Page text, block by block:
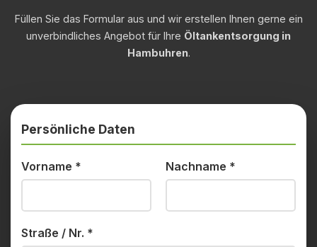
Füllen Sie das Formular aus und wir erstellen Ihnen gerne ein
unverbindliches Angebot für Ihre Öltankentsorgung in
Hambuhren.
Persönliche Daten
Vorname * Nachname *
Straße / Nr. *